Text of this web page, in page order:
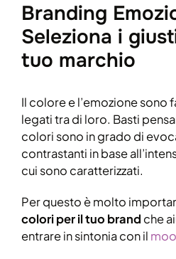
Branding
Seleziona i
tuo marchio
Il colore e l’emozione
legati tra di loro. Basti
colori sono in grado di
contrastanti in base
cui sono caratterizzati.
Per questo è molto
colori per il tuo brand che
entrare in sintonia con il